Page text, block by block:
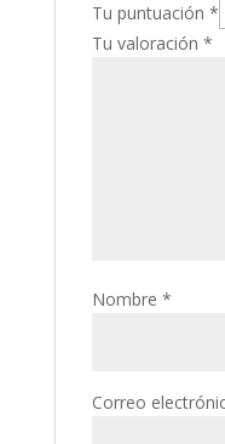
Tu puntuación *
Tu valoración *
Nombre *
Correo